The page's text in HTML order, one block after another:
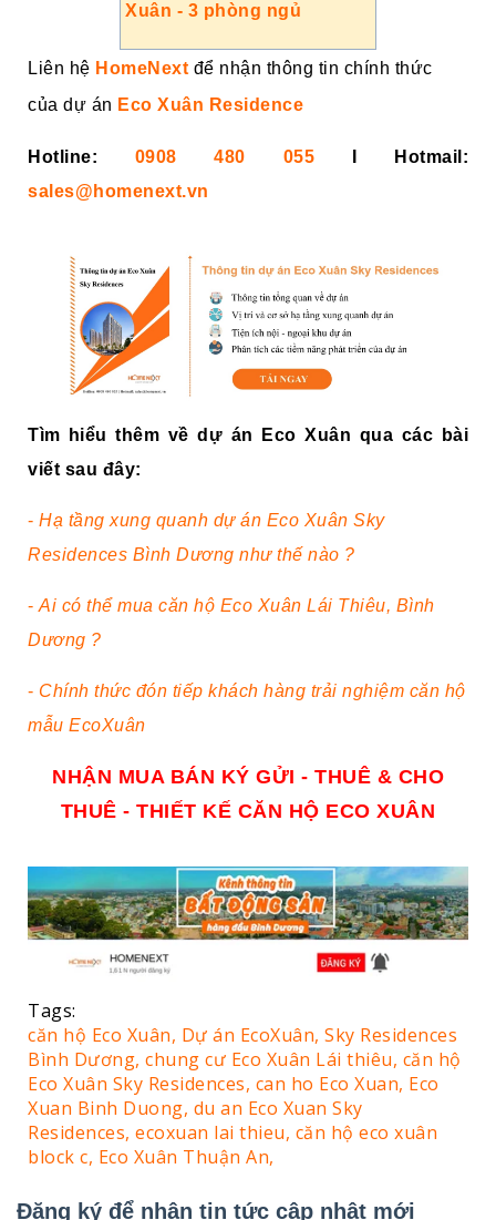
Xuân - 3 phòng ngủ
Liên hệ HomeNext để nhận thông tin chính thức
của dự án Eco Xuân Residence
Hotline: 0908 480 055 I Hotmail:
sales@homenext.vn
Tìm hiểu thêm về dự án Eco Xuân qua các bài
viết sau đây:
- Hạ tầng xung quanh dự án Eco Xuân Sky
Residences Bình Dương như thế nào ?
- Ai có thể mua căn hộ Eco Xuân Lái Thiêu, Bình
Dương ?
- Chính thức đón tiếp khách hàng trải nghiệm căn hộ
mẫu EcoXuân
NHẬN MUA BÁN KÝ GỬI - THUÊ & CHO
THUÊ - THIẾT KẾ CĂN HỘ ECO XUÂN
Tags:
căn hộ Eco Xuân, Dự án EcoXuân, Sky Residences
Bình Dương, chung cư Eco Xuân Lái thiêu, căn hộ
Eco Xuân Sky Residences, can ho Eco Xuan, Eco
Xuan Binh Duong, du an Eco Xuan Sky
Residences, ecoxuan lai thieu, căn hộ eco xuân
block c, Eco Xuân Thuận An,